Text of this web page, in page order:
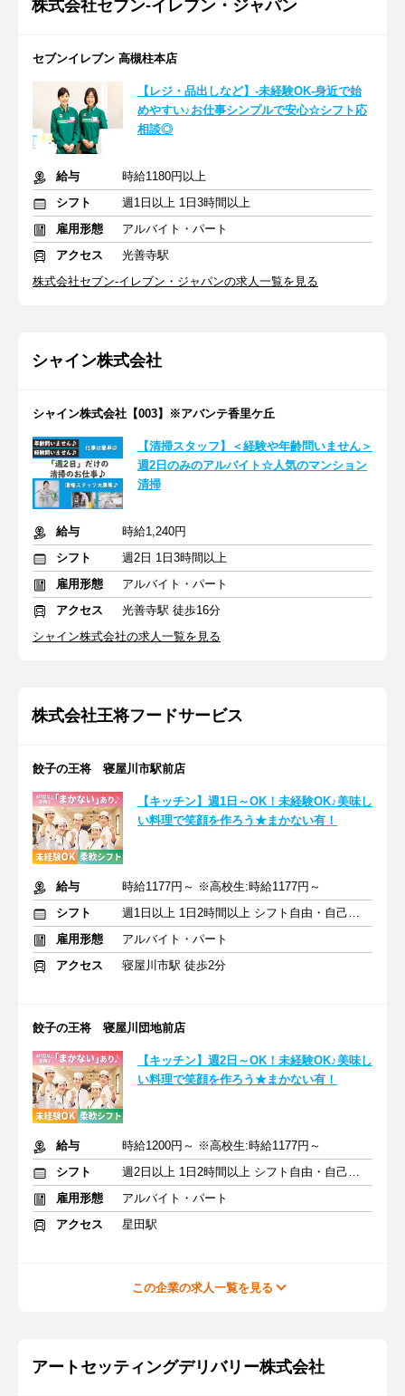
株式会社セブン-イレブン・ジャパン
セブンイレブン 高槻柱本店
【レジ・品出しなど】-未経験OK-身近で始
めやすい♪お仕事シンプルで安心☆シフト応
相談◎
給与
時給1180円以上
シフト
週1日以上 1日3時間以上
雇用形態
アルバイト・パート
アクセス
光善寺駅
株式会社セブン-イレブン・ジャパンの求人一覧を見る
シャイン株式会社
シャイン株式会社【003】※アバンテ香里ケ丘
【清掃スタッフ】＜経験や年齢問いません＞
週2日のみのアルバイト☆人気のマンション
清掃
給与
時給1,240円
シフト
週2日 1日3時間以上
雇用形態
アルバイト・パート
アクセス
光善寺駅 徒歩16分
シャイン株式会社の求人一覧を見る
株式会社王将フードサービス
餃子の王将 寝屋川市駅前店
【キッチン】週1日～OK！未経験OK♪美味し
い料理で笑顔を作ろう★まかない有！
給与
時給1177円～ ※高校生:時給1177円～
シフト
週1日以上 1日2時間以上 シフト自由・自己申告
雇用形態
アルバイト・パート
アクセス
寝屋川市駅 徒歩2分
餃子の王将 寝屋川団地前店
【キッチン】週2日～OK！未経験OK♪美味し
い料理で笑顔を作ろう★まかない有！
給与
時給1200円～ ※高校生:時給1177円～
シフト
週2日以上 1日2時間以上 シフト自由・自己申告
雇用形態
アルバイト・パート
アクセス
星田駅
この企業の求人一覧を見る
アートセッティングデリバリー株式会社